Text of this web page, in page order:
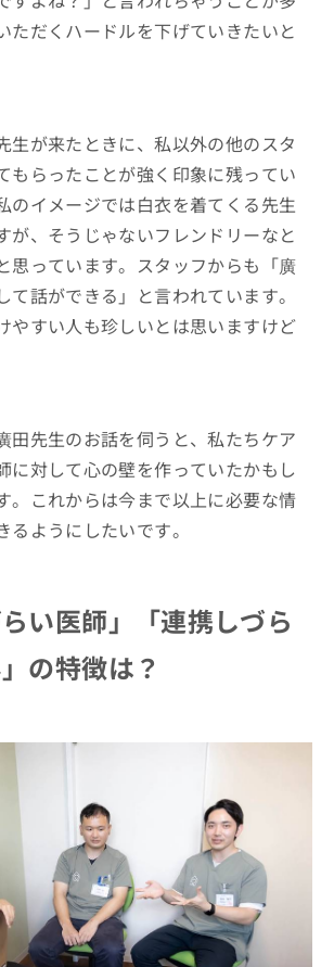
ただくハードルを下げていきたいと
生が来たときに、私以外の他のスタ
もらったことが強く印象に残ってい
のイメージでは白衣を着てくる先生
が、そうじゃないフレンドリーなと
思っています。スタッフからも「廣
て話ができる」と言われています。
やすい人も珍しいとは思いますけど
田先生のお話を伺うと、私たちケア
に対して心の壁を作っていたかもし
。これからは今まで以上に必要な情
ようにしたいです。
らい医師」「連携しづら
の特徴は？